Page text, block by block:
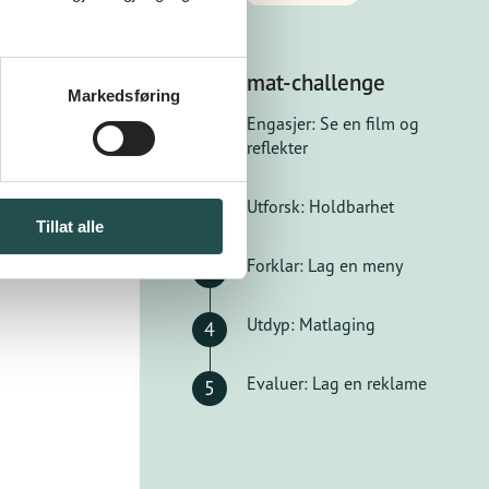
Markedsføring
Tillat alle
Restemat-challenge
Engasjer: Se en film og
reflekter
Utforsk: Holdbarhet
Forklar: Lag en meny
4 Utdyp: Matlaging
5 Evaluer: Lag en reklame